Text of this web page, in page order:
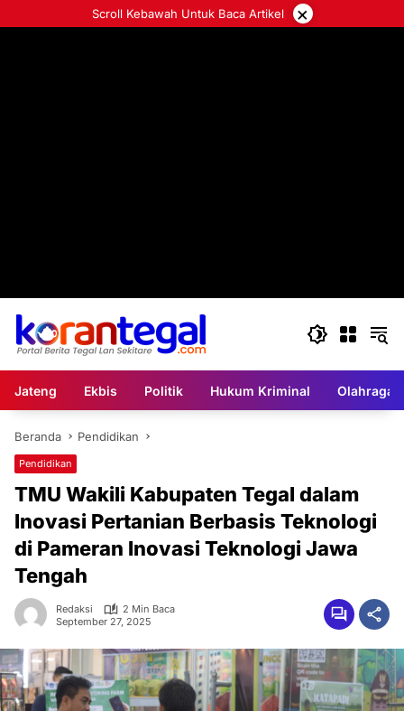
ke
Scroll Kebawah Untuk Baca Artikel ×
Jateng Ekbis Politik Hukum Kriminal Olahraga
Beranda Pendidikan
Pendidikan
TMU Wakili Kabupaten Tegal dalam
Inovasi Pertanian Berbasis Teknologi
di Pameran Inovasi Teknologi Jawa
Tengah
Redaksi
2 Min Baca
September 27, 2025